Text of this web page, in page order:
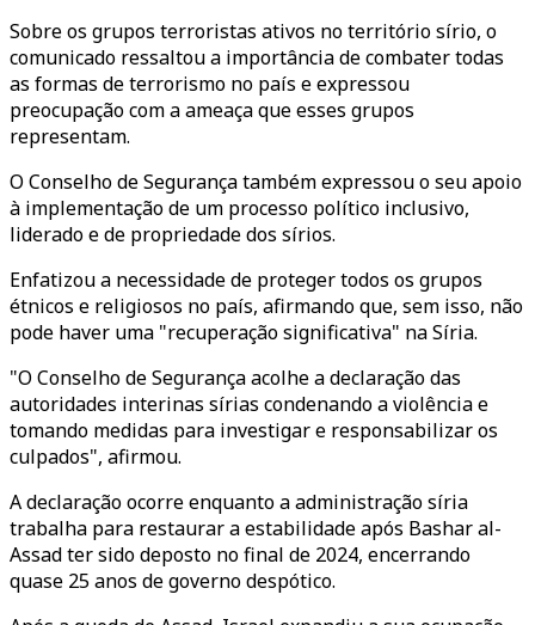
Sobre os grupos terroristas ativos no território sírio, o
comunicado ressaltou a importância de combater todas
as formas de terrorismo no país e expressou
preocupação com a ameaça que esses grupos
representam.
O Conselho de Segurança também expressou o seu apoio
à implementação de um processo político inclusivo,
liderado e de propriedade dos sírios.
Enfatizou a necessidade de proteger todos os grupos
étnicos e religiosos no país, afirmando que, sem isso, não
pode haver uma "recuperação significativa" na Síria.
"O Conselho de Segurança acolhe a declaração das
autoridades interinas sírias condenando a violência e
tomando medidas para investigar e responsabilizar os
culpados", afirmou.
A declaração ocorre enquanto a administração síria
trabalha para restaurar a estabilidade após Bashar al-
Assad ter sido deposto no final de 2024, encerrando
quase 25 anos de governo despótico.